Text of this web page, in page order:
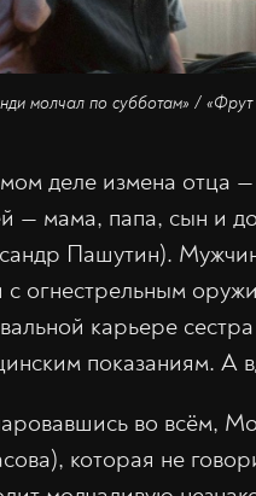
молчал по субботам» / «Фрут
деле измена отца —
— мама, папа, сын и
Пашутин).
с огнестрельным
карьере
показаниям. А
во всём,
которая не